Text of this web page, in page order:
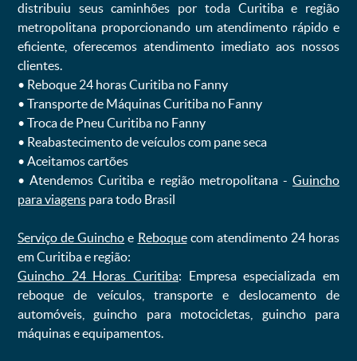
distribuiu seus caminhões por toda Curitiba e região
metropolitana proporcionando um atendimento rápido e
eficiente, oferecemos atendimento imediato aos nossos
clientes.
ㅤㅤ• Reboque 24 horas Curitiba no Fanny
ㅤㅤ• Transporte de Máquinas Curitiba no Fanny
ㅤㅤ• Troca de Pneu Curitiba no Fanny
ㅤㅤ• Reabastecimento de veículos com pane seca
ㅤㅤ• Aceitamos cartões
ㅤㅤ• Atendemos Curitiba e região metropolitana -Guincho
para viagenspara todo Brasil
Serviço de Guincho e Reboquecom atendimento 24 horas
em Curitiba e região:
Guincho 24 Horas Curitiba: Empresa especializada em
reboque de veículos, transporte e deslocamento de
automóveis, guincho para motocicletas, guincho para
máquinas e equipamentos.